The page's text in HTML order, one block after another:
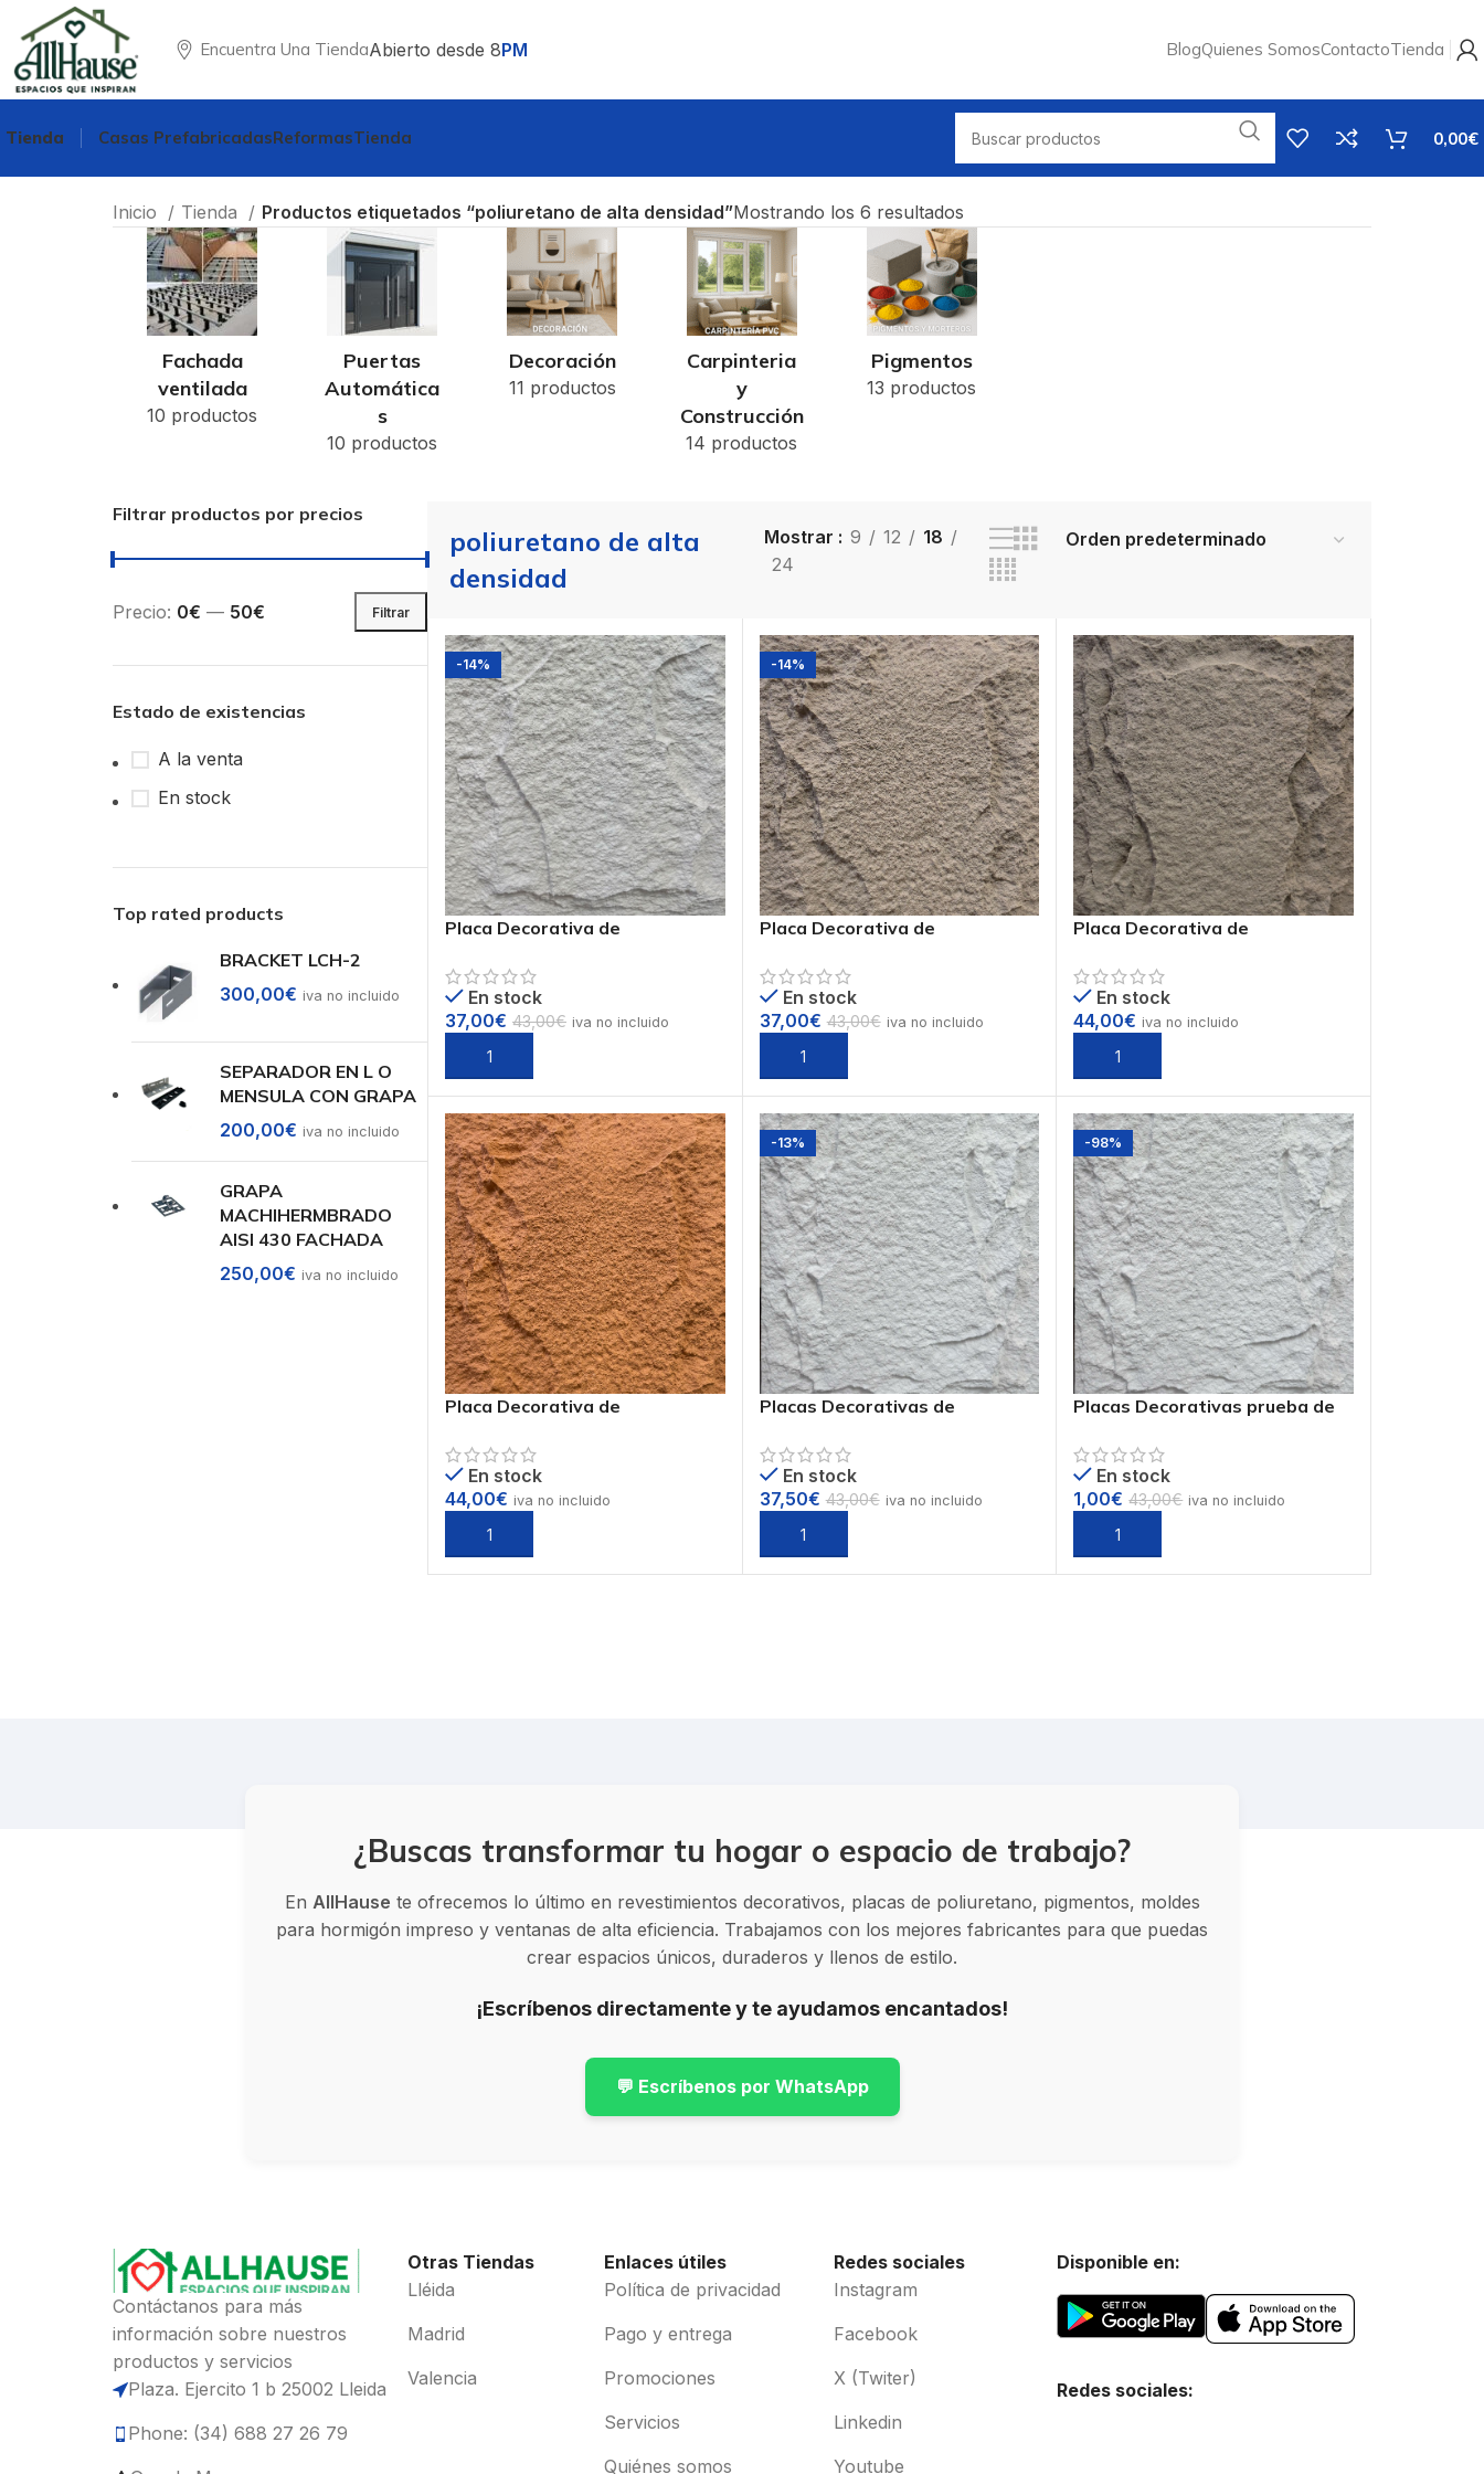
Encuentra Una TiendaAbierto desde 8PM BlogQuienes SomosContactoTienda
Tienda Casas PrefabricadasReformasTienda 0,00€
Inicio Tienda Productos etiquetados “poliuretano de alta densidad”Mostrando los 6 resultados
Fachada
ventilada
10 productos
Puertas
Automática
s
10 productos
Decoración
11 productos
Carpinteria
y
Construcción
14 productos
Pigmentos
13 productos
Filtrar productos por precios
Filtrar
Precio: 0€ — 50€
Estado de existencias
A la venta
En stock
Top rated products
BRACKET LCH-2
300,00€ iva no incluido
SEPARADOR EN L O
MENSULA CON GRAPA
200,00€ iva no incluido
GRAPA
MACHIHERMBRADO
AISI 430 FACHADA
250,00€ iva no incluido
poliuretano de alta
densidad
Mostrar 9 12
18
24
-14%
Placa Decorativa de
PUB-2
En stock
37,00€ 43,00€ iva no incluido
Seleccionar opciones
-14%
Placa Decorativa de
PUB-3
En stock
37,00€ 43,00€ iva no incluido
Seleccionar opciones
Placa Decorativa de
PUB-4
En stock
44,00€ iva no incluido
Seleccionar opciones
Placa Decorativa de
PUB-6
En stock
44,00€ iva no incluido
Seleccionar opciones
-13%
Placas Decorativas de
PUB-1
En stock
37,50€ 43,00€ iva no incluido
Seleccionar opciones
-98%
Placas Decorativas prueba de
En stock
1,00€ 43,00€ iva no incluido
Añadir al carrito
¿Buscas transformar tu hogar o espacio de trabajo?
En AllHause te ofrecemos lo último en revestimientos decorativos, placas de poliuretano, pigmentos, moldes
para hormigón impreso y ventanas de alta eficiencia. Trabajamos con los mejores fabricantes para que puedas
crear espacios únicos, duraderos y llenos de estilo.
¡Escríbenos directamente y te ayudamos encantados!
💬 Escríbenos por WhatsApp
Contáctanos para más
información sobre nuestros
productos y servicios
Plaza. Ejercito 1 b 25002 Lleida
Phone: (34) 688 27 26 79
Otras Tiendas
Lléida
Madrid
Valencia
Enlaces útiles
Política de privacidad
Pago y entrega
Promociones
Servicios
Quiénes somos
Redes sociales
Instagram
Facebook
X (Twiter)
Linkedin
Youtube
Disponible en:
Redes sociales: